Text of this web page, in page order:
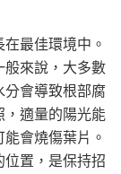
最佳環境中。
般來說，大多數
分會導致根部腐
，適量的陽光能
會燒傷葉片。
位置，是保持招